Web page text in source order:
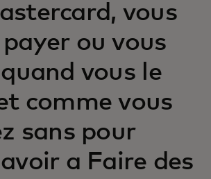
vous
ou vous
vous le
comme vous
sans pour
a Faire des